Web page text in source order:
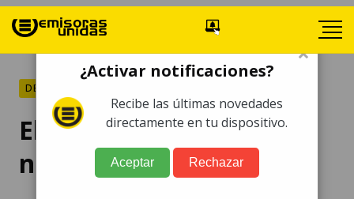
DEPORTES
El Real Madrid revela su
nueva camiseta
×
¿Activar notificaciones?
Recibe las últimas novedades
directamente en tu dispositivo.
Aceptar Rechazar